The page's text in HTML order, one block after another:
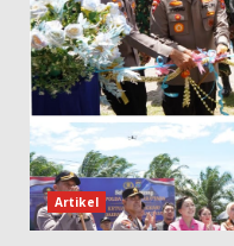
Artikel